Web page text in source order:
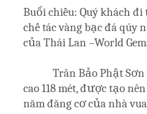
Buổi chiều: Quý khách
chế tác vàng bạc đá qúy‎
của Thái Lan –World
Trân Bảo Phật Sơn
cao 118 mét, được tạo
năm đăng cơ của nhà